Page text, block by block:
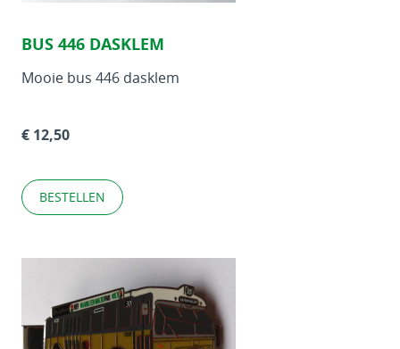
BUS 446 DASKLEM
Mooie bus 446 dasklem
€ 12,50
BESTELLEN